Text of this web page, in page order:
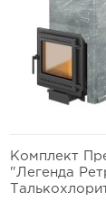
Комплект
"Легенда